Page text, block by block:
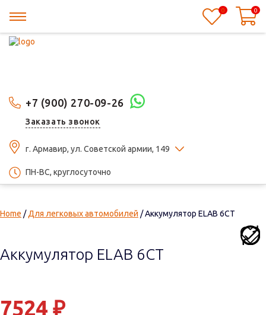
+7 (900) 270-09-26
Заказать звонок
г. Армавир, ул. Советской армии, 149
ПН-ВС, круглосуточно
0 0
Home /Для легковых автомобилей / Аккумулятор ELAB 6СТ
Аккумулятор ELAB 6СТ
7524 ₽